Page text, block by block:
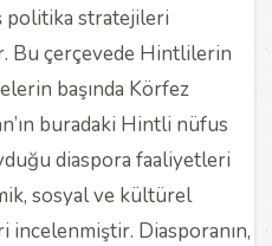
politika stratejileri
Bu çerçevede Hintlilerin
başında Körfez
buradaki Hintli nüfus
diaspora faaliyetleri
sosyal ve kültürel
incelenmiştir. Diasporanın,